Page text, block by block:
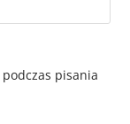
pisania